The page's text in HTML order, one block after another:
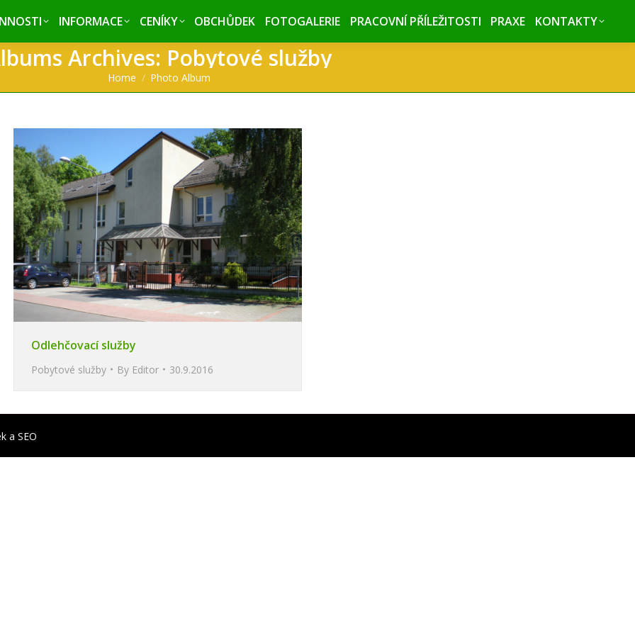
INFORMACE CENÍKY OBCHŮDEK FOTOGALERIE PRACOVNÍ PŘÍLEŽITOSTI PRAXE KONTAKTY
Archives: Pobytové služby
You are here:
Home Photo Album
Odlehčovací služby
Pobytové služby By Editor 30.9.2016
a SEO
INFORMACE CENÍKY OBCHŮDEK FOTOGALERIE PRACOVNÍ PŘÍLEŽITOSTI PRAXE KONTAKTY